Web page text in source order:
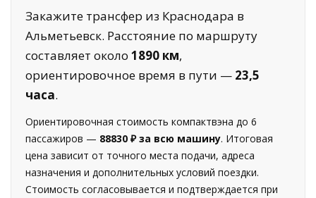
Закажите трансфер из Краснодара в
Альметьевск. Расстояние по маршруту
составляет около 1890 км,
ориентировочное время в пути — 23,5
часа.
Ориентировочная стоимость компактвэна до 6
пассажиров — 88830 ₽ за всю машину. Итоговая
цена зависит от точного места подачи, адреса
назначения и дополнительных условий поездки.
Стоимость согласовывается и подтверждается при